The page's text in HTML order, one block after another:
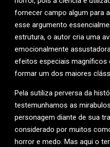
fornecer campo algum para
esse argumento
estrutura, o autor cria uma
emocionalmente
efeitos especiais magníficos
formar um dos maiores
Pela sutiliza perversa da
testemunhamos as
personagem diante de sua
considerado por muitos
horror e medo. Mas aqui o